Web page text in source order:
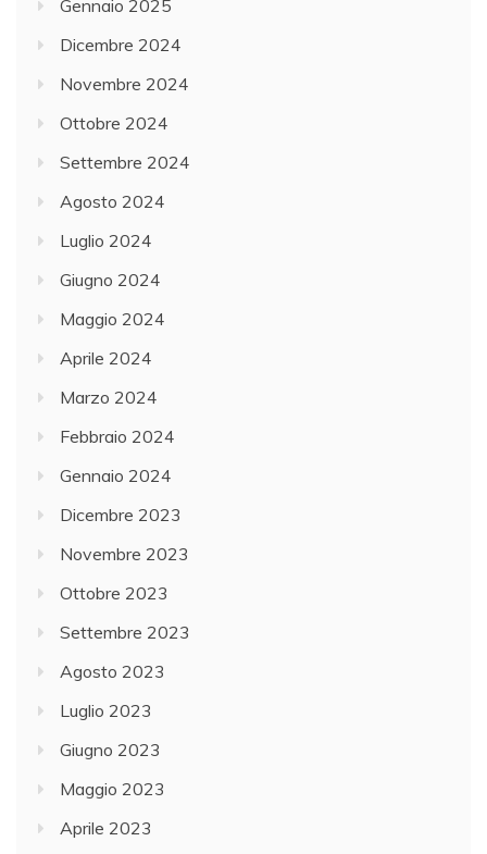
Gennaio 2025
Dicembre 2024
Novembre 2024
Ottobre 2024
Settembre 2024
Agosto 2024
Luglio 2024
Giugno 2024
Maggio 2024
Aprile 2024
Marzo 2024
Febbraio 2024
Gennaio 2024
Dicembre 2023
Novembre 2023
Ottobre 2023
Settembre 2023
Agosto 2023
Luglio 2023
Giugno 2023
Maggio 2023
Aprile 2023